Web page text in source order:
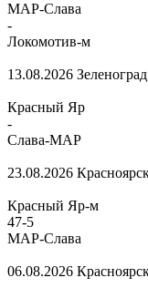
МАР-Слава
-
Локомотив-м
13.08.2026
Красный Яр
-
Слава-МАР
23.08.2026
Красный Яр-м
47-5
МАР-Слава
06.08.2026